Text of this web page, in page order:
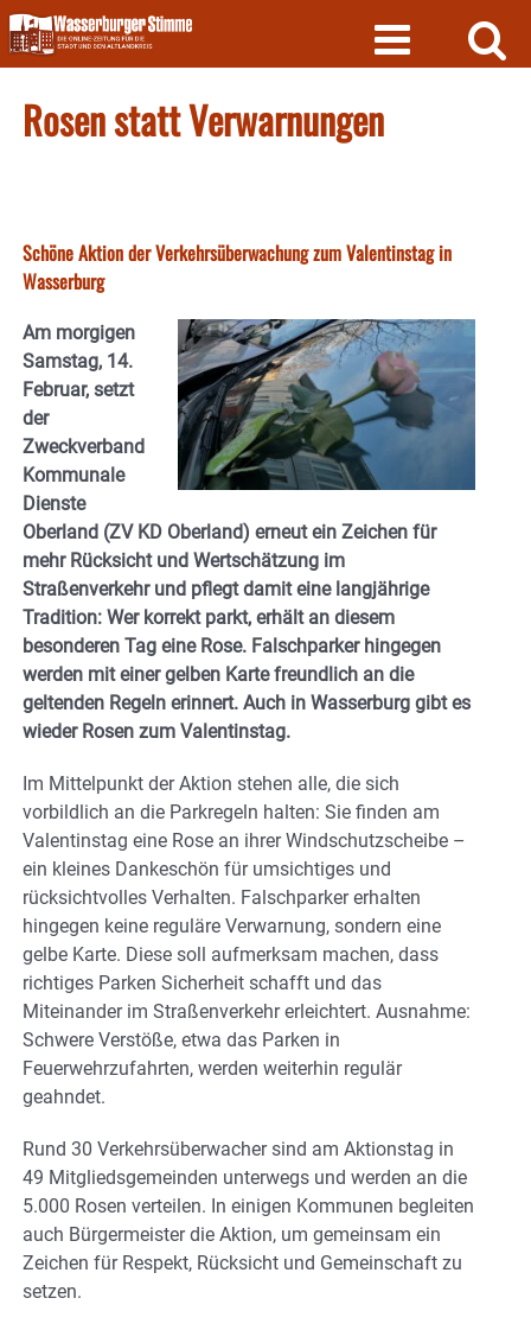
Skip
to
content
Rosen statt Verwarnungen
Schöne Aktion der Verkehrsüberwachung zum Valentinstag in
Wasserburg
Am morgigen
Samstag, 14.
Februar, setzt
der
Zweckverband
Kommunale
Dienste
Oberland (ZV KD Oberland) erneut ein Zeichen für
mehr Rücksicht und Wertschätzung im
Straßenverkehr und pflegt damit eine langjährige
Tradition: Wer korrekt parkt, erhält an diesem
besonderen Tag eine Rose. Falschparker hingegen
werden mit einer gelben Karte freundlich an die
geltenden Regeln erinnert. Auch in Wasserburg gibt es
wieder Rosen zum Valentinstag.
Im Mittelpunkt der Aktion stehen alle, die sich
vorbildlich an die Parkregeln halten: Sie finden am
Valentinstag eine Rose an ihrer Windschutzscheibe –
ein kleines Dankeschön für umsichtiges und
rücksichtvolles Verhalten. Falschparker erhalten
hingegen keine reguläre Verwarnung, sondern eine
gelbe Karte. Diese soll aufmerksam machen, dass
richtiges Parken Sicherheit schafft und das
Miteinander im Straßenverkehr erleichtert. Ausnahme:
Schwere Verstöße, etwa das Parken in
Feuerwehrzufahrten, werden weiterhin regulär
geahndet.
Rund 30 Verkehrsüberwacher sind am Aktionstag in
49 Mitgliedsgemeinden unterwegs und werden an die
5.000 Rosen verteilen. In einigen Kommunen begleiten
auch Bürgermeister die Aktion, um gemeinsam ein
Zeichen für Respekt, Rücksicht und Gemeinschaft zu
setzen.